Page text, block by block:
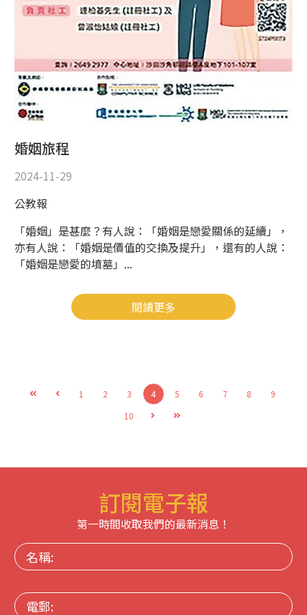
婚姻旅程
2024-11-29
公教報
「婚姻」是甚麼？有人說：「婚姻是戀愛關係的延續」，
亦有人說：「婚姻是價值的交換及提升」，還有的人說：
「婚姻是戀愛的墳墓」...
閱讀更多
1 2 3 4 5 6 7 8
9
10
訂閱電子報
第一時間收取我們的最新消息！
名
稱:
電